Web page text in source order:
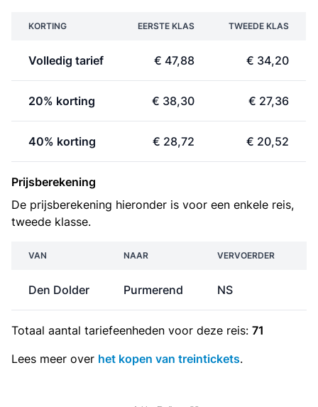
KORTING EERSTE KLAS TWEEDE KLAS
Volledig tarief € 47,88 € 34,20
20% korting € 38,30 € 27,36
40% korting € 28,72 € 20,52
Prijsberekening
De prijsberekening hieronder is voor een enkele reis,
tweede klasse.
VAN NAAR VERVOERDER
Den Dolder Purmerend NS
Totaal aantal tariefeenheden voor deze reis: 71
Lees meer over het kopen van treintickets.